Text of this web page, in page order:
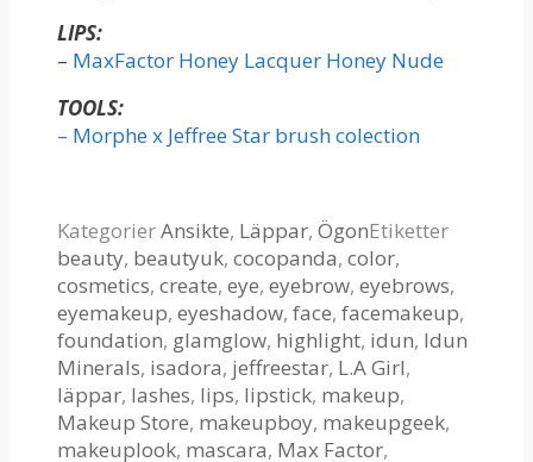
LIPS:
– MaxFactor Honey Lacquer Honey Nude
TOOLS:
– Morphe x Jeffree Star brush colection
KategorierAnsikte, Läppar, ÖgonEtiketter
beauty, beautyuk, cocopanda, color,
cosmetics, create, eye, eyebrow, eyebrows,
eyemakeup, eyeshadow, face, facemakeup,
foundation, glamglow, highlight, idun, Idun
Minerals, isadora, jeffreestar, L.A Girl,
läppar, lashes, lips, lipstick, makeup,
Makeup Store, makeupboy, makeupgeek,
makeuplook, mascara, Max Factor,